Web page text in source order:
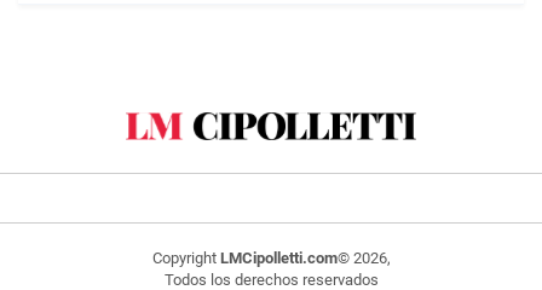
Copyright LMCipolletti.com© 2026,
Todos los derechos reservados